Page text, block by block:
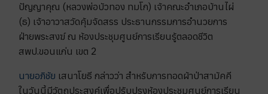
ปัญญาคุณ (หลวงพ่อบัวทอง ทมโก) เจ้าคณะอำเภอบ้านไผ่
(ธ) เจ้าอาวาสวัดคุ้มจัดสรร ประธานกรรมการอำนวยการ
ฝ่ายพระสงฆ์ ณ ห้องประชุมศูนย์การเรียนรู้ตลอดชีวิต
สพป.ขอนแก่น เขต 2
นายอภิชัย เสนาโยธี กล่าวว่า สำหรับการทอดผ้าป่าสามัคคี
ในวันนี้มีวัตถุประสงค์เพื่อปรับปรุงห้องประชุมศูนย์การเรียน